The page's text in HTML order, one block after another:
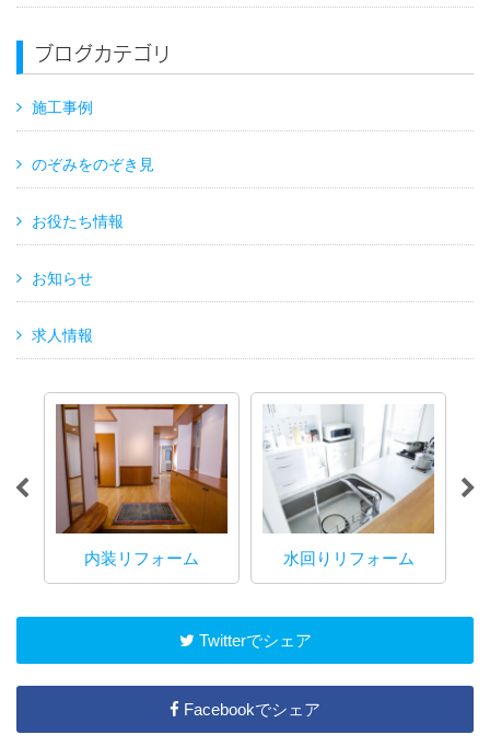
ブログカテゴリ
施工事例
のぞみをのぞき見
お役たち情報
お知らせ
求人情報
内装リフォーム 水回りリフォーム
Twitterでシェア
Facebookでシェア